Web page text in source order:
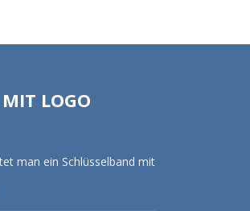
MIT LOGO
man ein Schlüsselband mit